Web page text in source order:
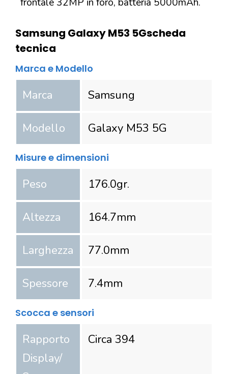
Samsung Galaxy M53 5Gscheda
tecnica
Marca e Modello
Marca Samsung
Modello Galaxy M53 5G
Misure e dimensioni
Peso 176.0gr.
Altezza 164.7mm
Larghezza 77.0mm
Spessore 7.4mm
Scocca e sensori
Rapporto
Display/
Circa 394